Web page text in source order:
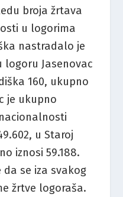
broja žrtava
u logorima
nastradalo je
Jasenovac
160, ukupno
je ukupno
u Staroj
iznosi 59.188.
da se iza svakog
žrtve logoraša.